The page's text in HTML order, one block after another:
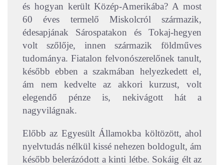
és hogyan került Közép-Amerikába? A most
60 éves termelő Miskolcról származik,
édesapjának Sárospatakon és Tokaj-hegyen
volt szőlője, innen származik földműves
tudománya. Fiatalon felvonószerelőnek tanult,
később ebben a szakmában helyezkedett el,
ám nem kedvelte az akkori kurzust, volt
elegendő pénze is, nekivágott hát a
nagyvilágnak.
Előbb az Egyesült Államokba költözött, ahol
nyelvtudás nélkül kissé nehezen boldogult, ám
később belerázódott a kinti létbe. Sokáig élt az